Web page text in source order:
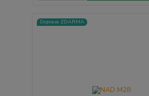
Doprava ZDARMA